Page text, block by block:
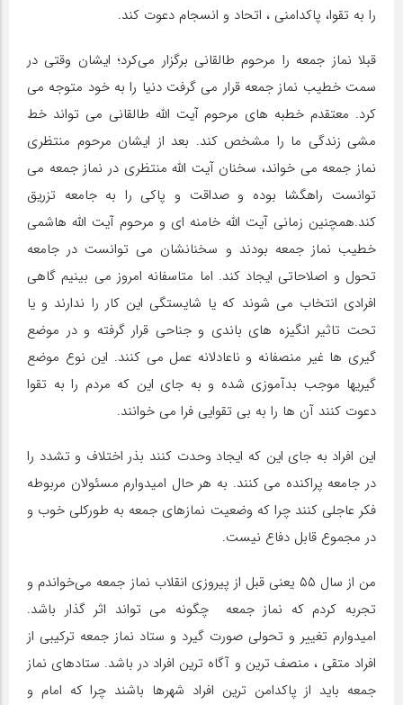
را به تقوا، پاکدامنی ، اتحاد و انسجام دعوت کند.
قبلا نماز جمعه را مرحوم طالقانی برگزار می‌کرد؛ ایشان وقتی در
سمت خطیب نماز جمعه قرار می گرفت دنیا را به خود متوجه می
کرد. معتقدم خطبه های مرحوم آیت الله طالقانی می تواند خط
مشی زندگی ما را مشخص کند. بعد از ایشان مرحوم منتظری
نماز جمعه می خواند، سخنان آیت الله منتظری در نماز جمعه می
توانست راهگشا بوده و صداقت و پاکی را به جامعه تزریق
کند.همچنین زمانی آیت الله خامنه ای و مرحوم آیت الله هاشمی
خطیب نماز جمعه بودند و سخنانشان می توانست در جامعه
تحول و اصلاحاتی ایجاد کند. اما متاسفانه امروز می بینیم گاهی
افرادی انتخاب می شوند که یا شایستگی این کار را ندارند و یا
تحت تاثیر انگیزه های باندی و جناحی قرار گرفته و در موضع
گیری ها غیر منصفانه و ناعادلانه عمل می کنند. این نوع موضع
گیریها موجب بدآموزی شده و به جای این که مردم را به تقوا
دعوت کنند آن ها را به بی تقوایی فرا می خوانند.
این افراد به جای این که ایجاد وحدت کنند بذر اختلاف و تشدد را
در جامعه پراکنده می کنند. به هر حال امیدوارم مسئولان مربوطه
فکر عاجلی کنند چرا که وضعیت نمازهای جمعه به طورکلی خوب و
در مجموع قابل دفاع نیست.
من از سال ۵۵ یعنی قبل از پیروزی انقلاب نماز جمعه می‌خواندم و
تجربه کردم که نماز جمعه چگونه می تواند اثر گذار باشد.
امیدوارم تغییر و تحولی صورت گیرد و ستاد نماز جمعه ترکیبی از
افراد متقی ، منصف ترین و آگاه ترین افراد در باشد. ستادهای نماز
جمعه باید از پاکدامن ترین افراد شهرها باشند چرا که امام و